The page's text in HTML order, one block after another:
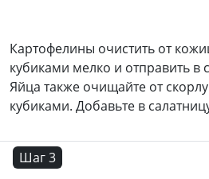
Картофелины очистить от
кубиками мелко и отправить в
Яйца также очищайте от
кубиками. Добавьте в
Шаг 3